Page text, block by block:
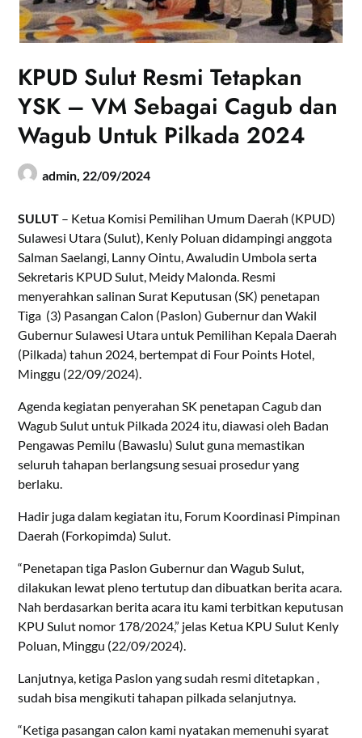
KPUD Sulut Resmi Tetapkan
YSK – VM Sebagai Cagub dan
Wagub Untuk Pilkada 2024
admin, 22/09/2024
SULUT – Ketua Komisi Pemilihan Umum Daerah (KPUD)
Sulawesi Utara (Sulut), Kenly Poluan didampingi anggota
Salman Saelangi, Lanny Ointu, Awaludin Umbola serta
Sekretaris KPUD Sulut, Meidy Malonda. Resmi
menyerahkan salinan Surat Keputusan (SK) penetapan
Tiga (3) Pasangan Calon (Paslon) Gubernur dan Wakil
Gubernur Sulawesi Utara untuk Pemilihan Kepala Daerah
(Pilkada) tahun 2024, bertempat di Four Points Hotel,
Minggu (22/09/2024).
Agenda kegiatan penyerahan SK penetapan Cagub dan
Wagub Sulut untuk Pilkada 2024 itu, diawasi oleh Badan
Pengawas Pemilu (Bawaslu) Sulut guna memastikan
seluruh tahapan berlangsung sesuai prosedur yang
berlaku.
Hadir juga dalam kegiatan itu, Forum Koordinasi Pimpinan
Daerah (Forkopimda) Sulut.
“Penetapan tiga Paslon Gubernur dan Wagub Sulut,
dilakukan lewat pleno tertutup dan dibuatkan berita acara.
Nah berdasarkan berita acara itu kami terbitkan keputusan
KPU Sulut nomor 178/2024,” jelas Ketua KPU Sulut Kenly
Poluan, Minggu (22/09/2024).
Lanjutnya, ketiga Paslon yang sudah resmi ditetapkan ,
sudah bisa mengikuti tahapan pilkada selanjutnya.
“Ketiga pasangan calon kami nyatakan memenuhi syarat